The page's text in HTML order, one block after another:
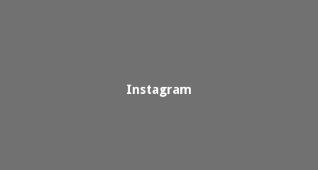
Instagram